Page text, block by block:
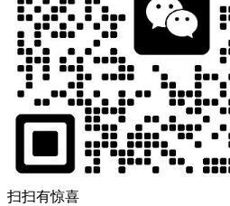
扫扫有惊喜